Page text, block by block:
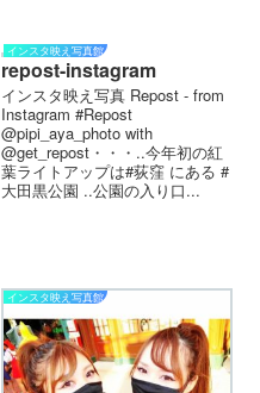
インスタ映え写真館
repost-instagram
インスタ映え写真 Repost - from
Instagram #Repost
@pipi_aya_photo with
@get_repost・・・..今年初の紅
葉ライトアップは#荻窪 にある #
大田黒公園 ..公園の入り口...
インスタ映え写真館